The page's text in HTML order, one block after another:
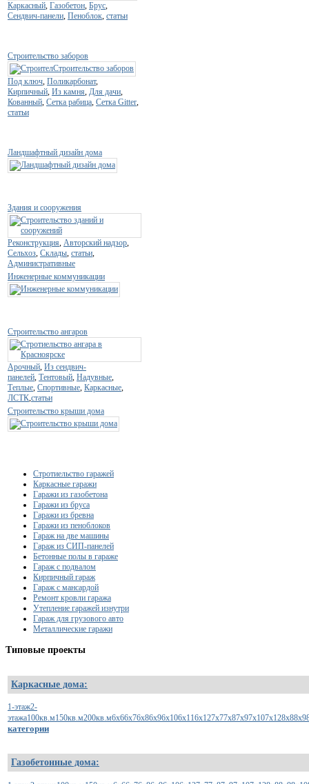
Каркасный, Газобетон, Брус,
Сендвич-панели, Пеноблок, статьи
Строительство заборов
Под ключ, Поликарбонат,
Кирпичный, Из камня, Для дачи,
Кованный, Сетка рабица, Сетка Gitter,
статьи
Ландшафтный дизайн дома
Здания и сооружения
Реконструкция, Авторский надзор,
Сельхоз, Склады, статьи,
Административные
Инженерные коммуникации
Строительство ангаров
Арочный, Из сендвич-
панелей, Тентовый, Надувные,
Теплые, Спортивные, Каркасные,
ЛСТК,статьи
Строительство крыши дома
Стротиельство гаражей
Каркасные гаражи
Гаражи из газобетона
Гаражи из бруса
Гаражи из бревна
Гаражи из пеноблоков
Гараж на две машины
Гараж из СИП-панелей
Бетонные полы в гараже
Гараж с подвалом
Кирпичный гараж
Гараж с мансардой
Ремонт кровли гаража
Утепление гаражей изнутри
Гараж для грузового авто
Металлические гаражи
Типовые проекты
Каркасные дома:
1-этаж2-
этажа100кв.м150кв.м200кв.м6х66х76х86х96х106х116х127х77х87х97х107х128х88х9
категории
Газобетонные дома: